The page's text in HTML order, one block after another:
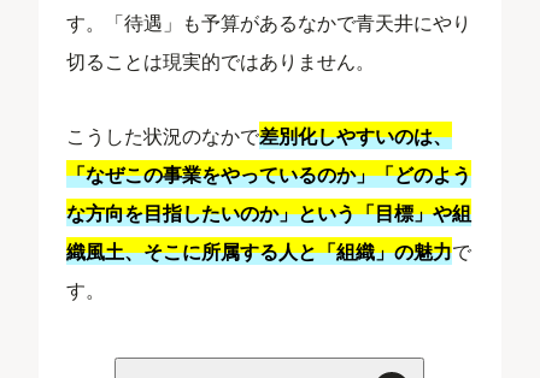
す。「待遇」も予算があるなかで青天井にやり
切ることは現実的ではありません。
こうした状況のなかで差別化しやすいのは、
「なぜこの事業をやっているのか」「どのよう
な方向を目指したいのか」という「目標」や組
織風土、そこに所属する人と「組織」の魅力で
す。